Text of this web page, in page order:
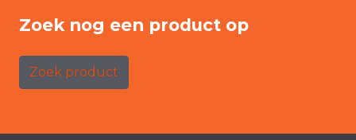
Zoek nog een product op
Zoek product